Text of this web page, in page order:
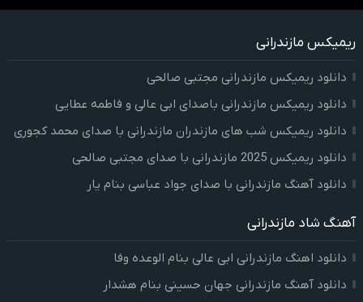
ریمیکس مازندرانی
دانلود ریمیکس مازندرانی مجتبی صالحی
دانلود ریمیکس مازندرانی باصدای ابی عالی و فاطمه عطایی
دانلود ریمیکس شب های مازندران مازندرانی با صدای محمد کجوری
دانلود ریمیکس 2025 مازندرانی با صدای مجتبی صالحی
دانلود آهنگ مازندرانی با صدای جواد عباسی بنام یار
آهنگ شاد مازندرانی
دانلود اهنگ مازندرانی ابی عالی بنام الوعده وفا
دانلود آهنگ مازندرانی جهان حسینی بنام هشدار